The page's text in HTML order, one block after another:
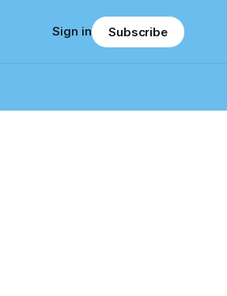
Sign in Subscribe